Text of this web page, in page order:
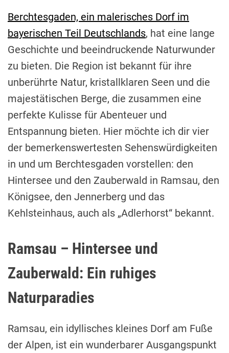
Berchtesgaden, ein malerisches Dorf im
bayerischen Teil Deutschlands, hat eine lange
Geschichte und beeindruckende Naturwunder
zu bieten. Die Region ist bekannt für ihre
unberührte Natur, kristallklaren Seen und die
majestätischen Berge, die zusammen eine
perfekte Kulisse für Abenteuer und
Entspannung bieten. Hier möchte ich dir vier
der bemerkenswertesten Sehenswürdigkeiten
in und um Berchtesgaden vorstellen: den
Hintersee und den Zauberwald in Ramsau, den
Königsee, den Jennerberg und das
Kehlsteinhaus, auch als „Adlerhorst“ bekannt.
Ramsau – Hintersee und
Zauberwald: Ein ruhiges
Naturparadies
Ramsau, ein idyllisches kleines Dorf am Fuße
der Alpen, ist ein wunderbarer Ausgangspunkt